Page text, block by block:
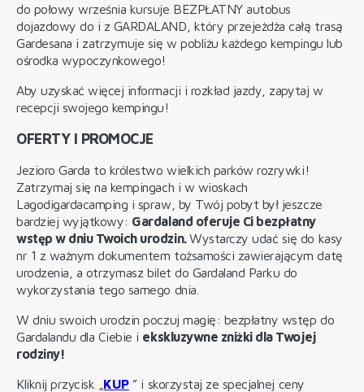
do połowy września kursuje BEZPŁATNY autobus
dojazdowy do i z GARDALAND, który przejeżdża całą trasą
Gardesana i zatrzymuje się w pobliżu każdego kempingu lub
ośrodka wypoczynkowego!
Aby uzyskać więcej informacji i rozkład jazdy, zapytaj w
recepcji swojego kempingu!
OFERTY I PROMOCJE
Jezioro Garda to królestwo wielkich parków rozrywki!
Zatrzymaj się na kempingach i w wioskach
Lagodigardacamping i spraw, by Twój pobyt był jeszcze
bardziej wyjątkowy: Gardaland oferuje Ci bezpłatny
wstęp w dniu Twoich urodzin.Wystarczy udać się do kasy
nr 1 z ważnym dokumentem tożsamości zawierającym datę
urodzenia, a otrzymasz bilet do Gardaland Parku do
wykorzystania tego samego dnia.
W dniu swoich urodzin poczuj magię: bezpłatny wstęp do
Gardalandu dla Ciebie i ekskluzywne zniżki dla Twojej
rodziny!
Kliknij przycisk „ KUP” i skorzystaj ze specjalnej ceny